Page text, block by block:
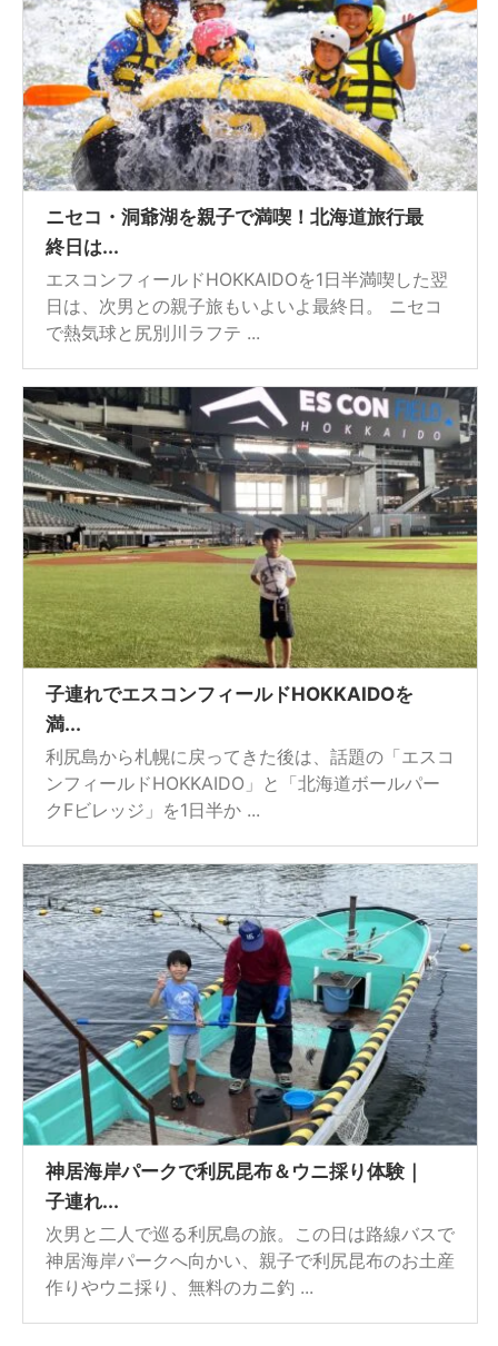
ニセコ・洞爺湖を親子で満喫！北海道旅行最
終日は...
エスコンフィールドHOKKAIDOを1日半満喫した翌
日は、次男との親子旅もいよいよ最終日。 ニセコ
で熱気球と尻別川ラフテ ...
子連れでエスコンフィールドHOKKAIDOを
満...
利尻島から札幌に戻ってきた後は、話題の「エスコ
ンフィールドHOKKAIDO」と「北海道ボールパー
クFビレッジ」を1日半か ...
神居海岸パークで利尻昆布＆ウニ採り体験｜
子連れ...
次男と二人で巡る利尻島の旅。この日は路線バスで
神居海岸パークへ向かい、親子で利尻昆布のお土産
作りやウニ採り、無料のカニ釣 ...